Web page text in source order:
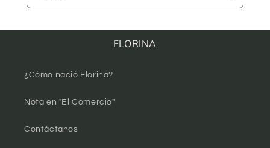
FLORINA
¿Cómo nació Florina?
Nota en "El Comercio"
Contáctanos